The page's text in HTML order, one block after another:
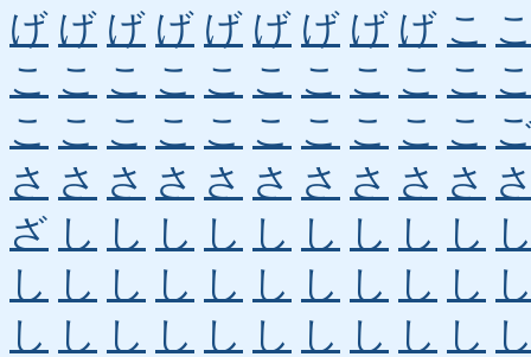
げ げ げ げ げ げ げ げ げ こ
こ こ こ こ こ こ こ こ こ こ
こ こ こ こ こ こ こ こ こ こ
さ さ さ さ さ さ さ さ さ さ
ざ し し し し し し し し し
し し し し し し し し し し
し し し し し し し し し し